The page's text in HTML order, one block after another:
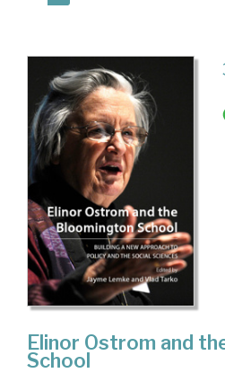
Elinor Ostrom and
School